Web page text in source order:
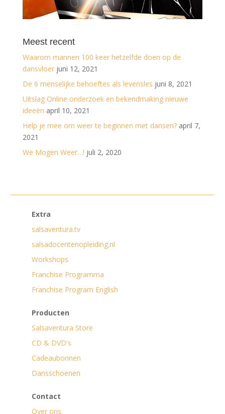
Meest recent
Waarom mannen 100 keer hetzelfde doen op de
dansvloer juni 12, 2021
De 6 menselijke behoeftes als levensles juni 8, 2021
Uitslag Online onderzoek en bekendmaking nieuwe
ideeën april 10, 2021
Help je mee om weer te beginnen met dansen? april 7,
2021
We Mogen Weer…! juli 2, 2020
Extra
salsaventura.tv
salsadocentenopleiding.nl
Workshops
Franchise Programma
Franchise Program English
Producten
Salsaventura Store
CD & DVD's
Cadeaubonnen
Dansschoenen
Contact
Over ons